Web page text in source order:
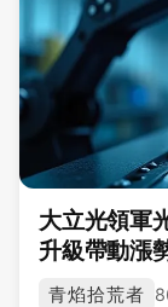
大立光領軍
升級帶動漲
青焰拾荒者